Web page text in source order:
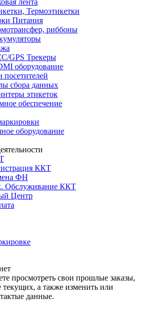
лента
Термоэтикетки
Питания
риббоны
GPS Трекеры
оборудование
посетителей
сбора данных
этикеток
обеспечение
оборудование
ККТ
ФН
Обслуживание ККТ
Центр
просмотреть свои прошлые заказы,
текущих, а также изменить или
данные.